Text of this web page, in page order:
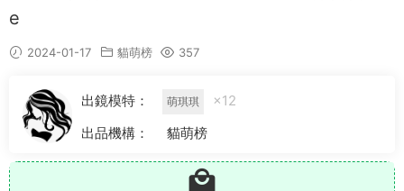
e
2024-01-17 貓萌榜 357
出鏡模特： 萌琪琪
×12
出品機構：
貓萌榜